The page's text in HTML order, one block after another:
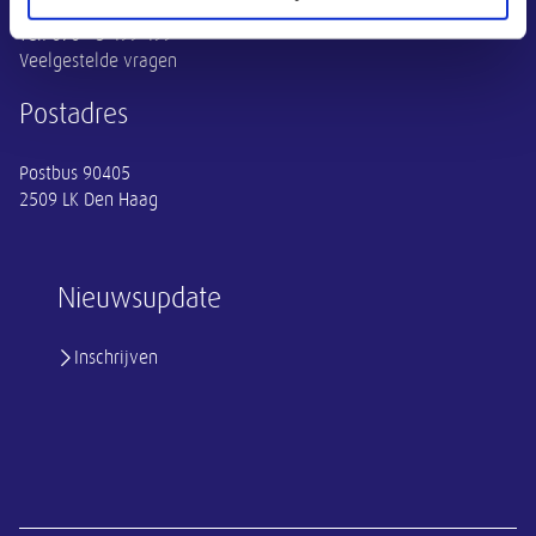
Nieuwsupdate
Inschrijven
Tel:070 - 3 499 499
Veelgestelde vragen
Postadres
Postbus 90405
2509 LK Den Haag